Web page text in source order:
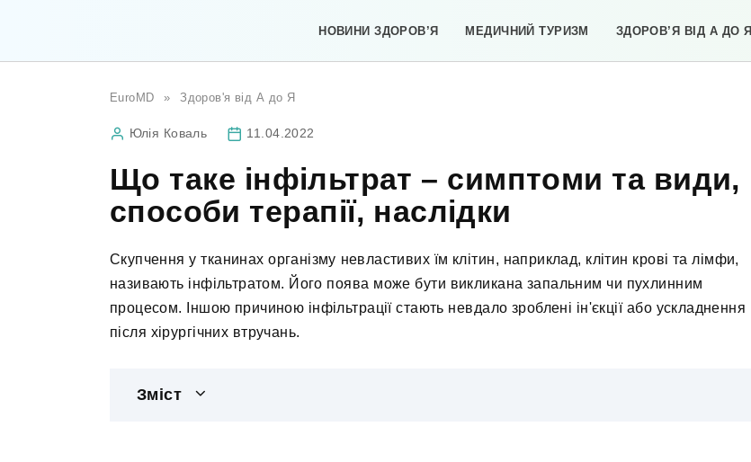
НОВИНИ ЗДОРОВ’Я МЕДИЧНИЙ ТУРИЗМ ЗДОРОВ’Я ВІД А ДО Я
EuroMD » Здоров'я від А до Я
Юлія Коваль 11.04.2022
Що таке інфільтрат – симптоми та види,
способи терапії, наслідки
Скупчення у тканинах організму невластивих їм клітин, наприклад, клітин крові та лімфи,
називають інфільтратом. Його поява може бути викликана запальним чи пухлинним
процесом. Іншою причиною інфільтрації стають невдало зроблені ін'єкції або ускладнення
після хірургічних втручань.
Зміст